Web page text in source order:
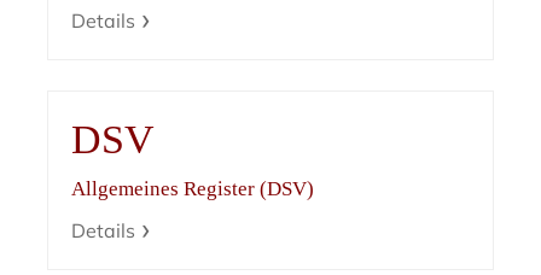
Details
DSV
Allgemeines Register (DSV)
Details